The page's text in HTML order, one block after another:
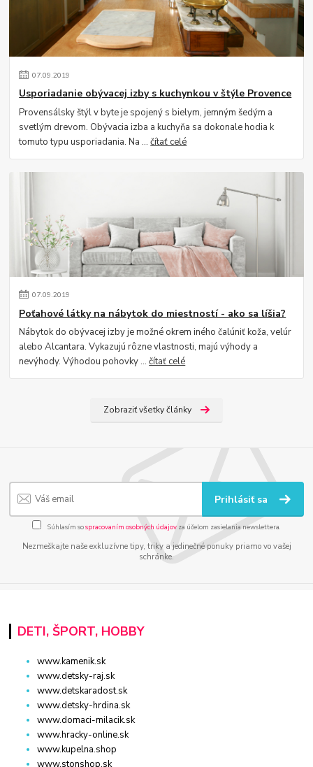
07.09.2019
Usporiadanie obývacej izby s kuchynkou v štýle Provence
Provensálsky štýl v byte je spojený s bielym, jemným šedým a
svetlým drevom. Obývacia izba a kuchyňa sa dokonale hodia k
tomuto typu usporiadania. Na ...čítať celé
07.09.2019
Poťahové látky na nábytok do miestností - ako sa líšia?
Nábytok do obývacej izby je možné okrem iného čalúniť koža, velúr
alebo Alcantara. Vykazujú rôzne vlastnosti, majú výhody a
nevýhody. Výhodou pohovky ...čítať celé
Zobraziť všetky články
Prihlásiť sa
Súhlasím sospracovaním osobných údajov za účelom zasielania newslettera.
Nezmeškajte naše exkluzívne tipy, triky a jedinečné ponuky priamo vo vašej
schránke.
DETI, ŠPORT, HOBBY
www.kamenik.sk
www.detsky-raj.sk
www.detskaradost.sk
www.detsky-hrdina.sk
www.domaci-milacik.sk
www.hracky-online.sk
www.kupelna.shop
www.stonshop.sk